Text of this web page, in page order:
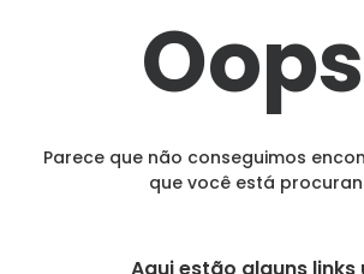
Parece que não conseguimos
que você está
Aqui estão alguns links